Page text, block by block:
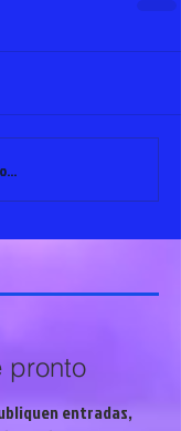
pronto
entradas,